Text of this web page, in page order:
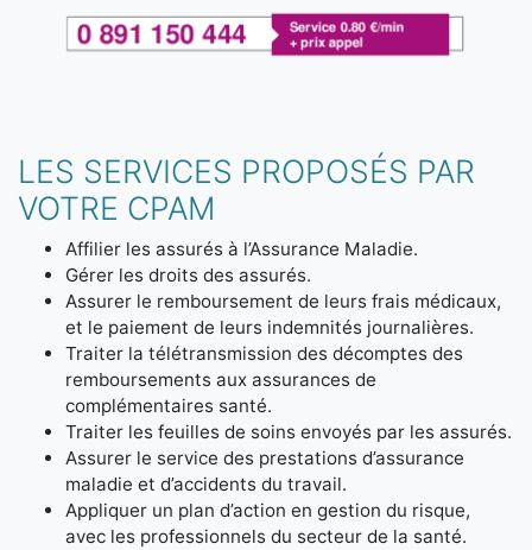
LES SERVICES PROPOSÉS PAR
VOTRE CPAM
Affilier les assurés à l’Assurance Maladie.
Gérer les droits des assurés.
Assurer le remboursement de leurs frais médicaux,
et le paiement de leurs indemnités journalières.
Traiter la télétransmission des décomptes des
remboursements aux assurances de
complémentaires santé.
Traiter les feuilles de soins envoyés par les assurés.
Assurer le service des prestations d’assurance
maladie et d’accidents du travail.
Appliquer un plan d’action en gestion du risque,
avec les professionnels du secteur de la santé.